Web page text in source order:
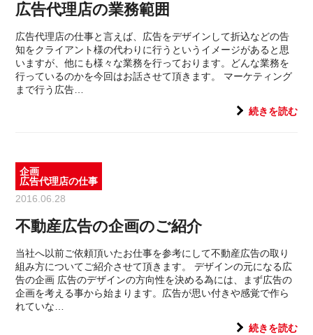
広告代理店の業務範囲
広告代理店の仕事と言えば、広告をデザインして折込などの告
知をクライアント様の代わりに行うというイメージがあると思
いますが、他にも様々な業務を行っております。どんな業務を
行っているのかを今回はお話させて頂きます。 マーケティング
まで行う広告…
続きを読む
2016.06.28
不動産広告の企画のご紹介
当社へ以前ご依頼頂いたお仕事を参考にして不動産広告の取り
組み方についてご紹介させて頂きます。 デザインの元になる広
告の企画 広告のデザインの方向性を決める為には、まず広告の
企画を考える事から始まります。広告が思い付きや感覚で作ら
れていな…
続きを読む
企画
広告代理店の仕事